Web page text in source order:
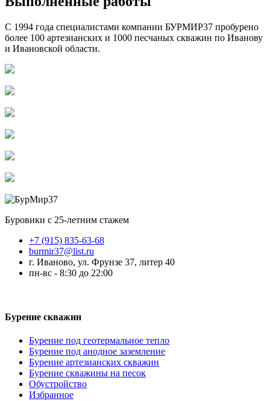
С 1994 года специалистами компании БУРМИР37 пробурено
более 100 артезианских и 1000 песчаных скважин по Иванову
и Ивановской области.
Буровики с 25-летним стажем
+7 (915) 835-63-68
burmir37@list.ru
г. Иваново, ул. Фрунзе 37, литер 40
пн-вс - 8:30 до 22:00
Бурение скважин
Бурение под геотермальное тепло
Бурение под анодное заземление
Бурение артезианских скважин
Бурение скважины на песок
Обустройство
Избранное